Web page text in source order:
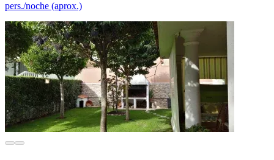
pers./noche (aprox.)